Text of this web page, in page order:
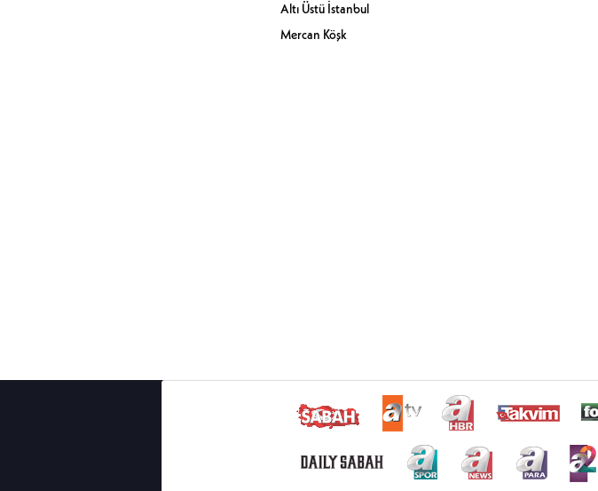
Altı Üstü İstanbul
Mercan Köşk